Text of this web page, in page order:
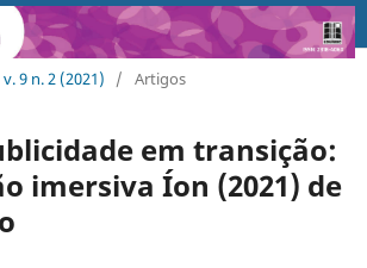
v. 9 n. 2 (2021) / Artigos
em transição:
imersiva Íon (2021) de